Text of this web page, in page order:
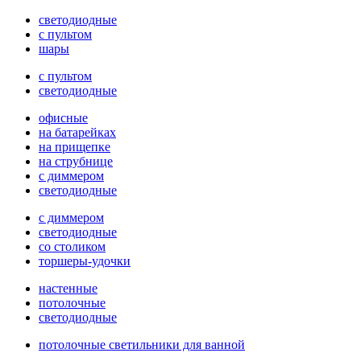
светодиодные
с пультом
шары
с пультом
светодиодные
офисные
на батарейках
на прищепке
на струбнице
с диммером
светодиодные
с диммером
светодиодные
со столиком
торшеры-удочки
настенные
потолочные
светодиодные
потолочные светильники для ванной